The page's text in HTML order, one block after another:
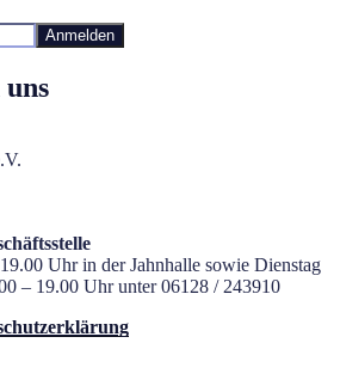
Uhr in der Jahnhalle sowie Dienstag
– 19.00 Uhr unter 06128 / 243910